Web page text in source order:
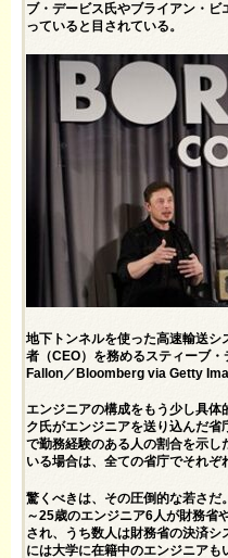
ブ・デービス氏やブライアン・
っていると目されている。
地下トンネルを使った高速輸送シ
者（CEO）を務めるスティーブ
Fallon／Bloomberg via Getty
エンジニアの構成をもう少し具体
ク氏がエンジニアを送り込んだ
で勤務経験のある人の割合を示し
いる場合は、全ての省庁でそれぞ
驚くべきは、その圧倒的な若さ
～25歳のエンジニア6人が財務省
され、うち数人は財務省の決済シ
には大学に在籍中のエンジニア